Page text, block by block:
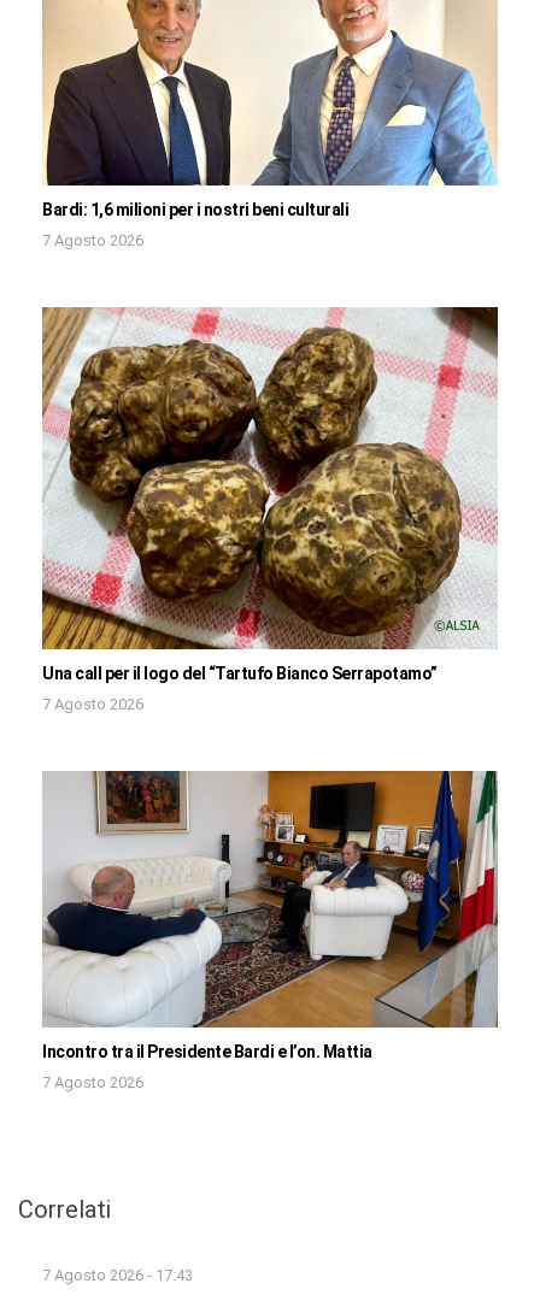
Bardi: 1,6 milioni per i nostri beni culturali
7 Agosto 2026
Una call per il logo del “Tartufo Bianco Serrapotamo”
7 Agosto 2026
Incontro tra il Presidente Bardi e l’on. Mattia
7 Agosto 2026
Correlati
7 Agosto 2026 - 17:43